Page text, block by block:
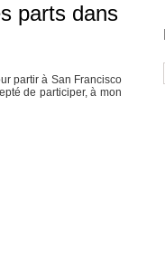
parts dans
partir à San Francisco
de participer, à mon